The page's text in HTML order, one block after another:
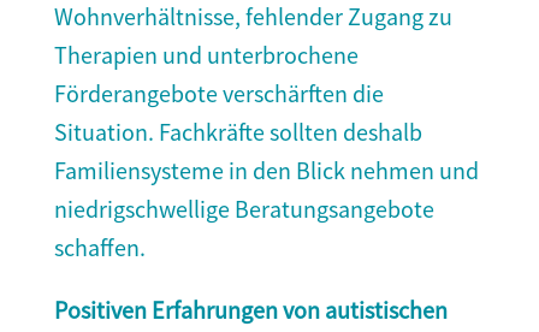
Wohnverhältnisse, fehlender Zugang zu
Therapien und unterbrochene
Förderangebote verschärften die
Situation. Fachkräfte sollten deshalb
Familiensysteme in den Blick nehmen und
niedrigschwellige Beratungsangebote
schaffen.
Positiven Erfahrungen von autistischen